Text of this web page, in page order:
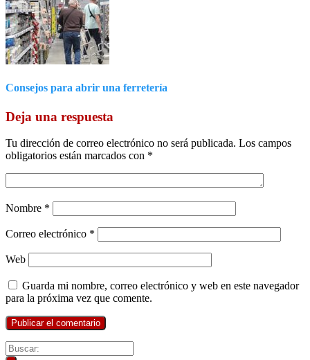
Consejos para abrir una ferretería
Deja una respuesta
Tu dirección de correo electrónico no será publicada. Los campos
obligatorios están marcados con *
Nombre *
Correo electrónico *
Web
Guarda mi nombre, correo electrónico y web en este navegador
para la próxima vez que comente.